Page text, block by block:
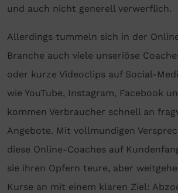
und auch nicht generell verwerflich.
Allerdings tummeln sich in der
Branche auch viele unseriöse
oder kurze Videoclips auf Social-
wie YouTube, Instagram, Facebook
kommen Verbraucher schnell an
Angebote. Mit vollmundigen
diese Online-Coaches auf
sie ihren Opfern teure, aber
Kurse an mit einem klaren Ziel: